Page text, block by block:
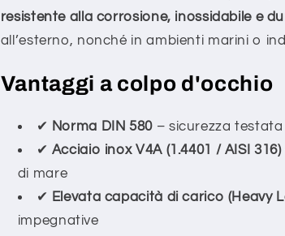
resistente alla corrosione, inossidabile e
all’esterno, nonché in ambienti marini o
Vantaggi a colpo d'occhio
✔ Norma DIN 580 – sicurezza
✔ Acciaio inox V4A (1.4401 / AISI 316)
di mare
✔ Elevata capacità di carico (Heavy
impegnative